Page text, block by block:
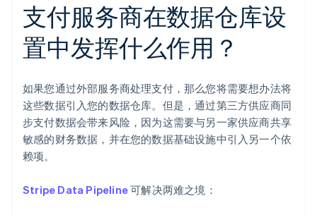
支付服务商在数据仓库设
置中发挥什么作用？
如果您通过外部服务商处理支付，那么您将需要想办法将
这些数据引入您的数据仓库。但是，通过第三方供应商同
步支付数据会带来风险，因为这需要与另一家供应商共享
敏感的财务数据，并在您的数据基础设施中引入另一个依
赖项。
Stripe Data Pipeline可解决两难之境：
阿联酋